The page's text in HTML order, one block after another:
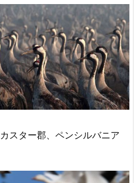
スター郡、ペンシルバニア